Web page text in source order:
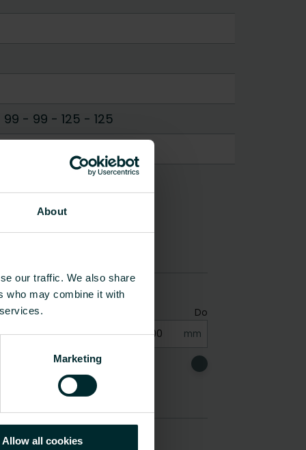
About
our traffic. We also share
who may combine it with
Marketing
Allow all cookies
99 - 99 - 125 - 125